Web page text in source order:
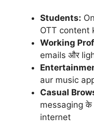
Students:
OTT content
Working
emails और
aur music
Casual
messaging के
internet